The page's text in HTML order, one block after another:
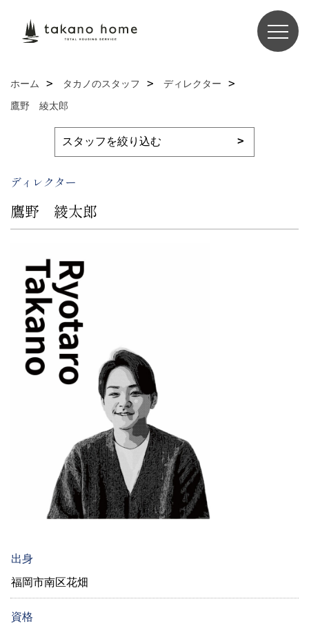
ホーム タカノのスタッフ
ディレクター
鷹野 綾太郎
ディレクター
鷹野 綾太郎
出身
福岡市南区花畑
資格